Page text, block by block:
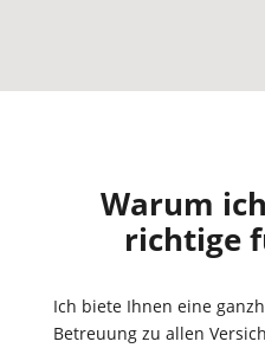
Warum
richtige
Ich biete Ihnen eine
Betreuung zu allen